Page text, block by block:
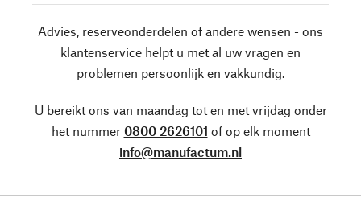
Advies, reserveonderdelen of andere wensen - ons
klantenservice helpt u met al uw vragen en
problemen persoonlijk en vakkundig.
U bereikt ons van maandag tot en met vrijdag onder
het nummer 0800 2626101 of op elk moment
info@manufactum.nl